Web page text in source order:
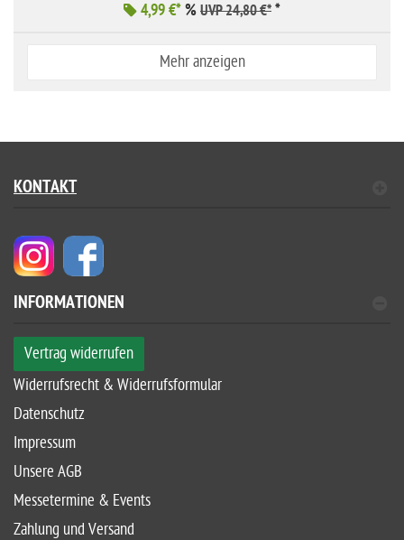
4,99 €*% UVP 24,80 €* *
Mehr anzeigen
KONTAKT
INFORMATIONEN
Vertrag widerrufen
Widerrufsrecht & Widerrufsformular
Datenschutz
Impressum
Unsere AGB
Messetermine & Events
Zahlung und Versand